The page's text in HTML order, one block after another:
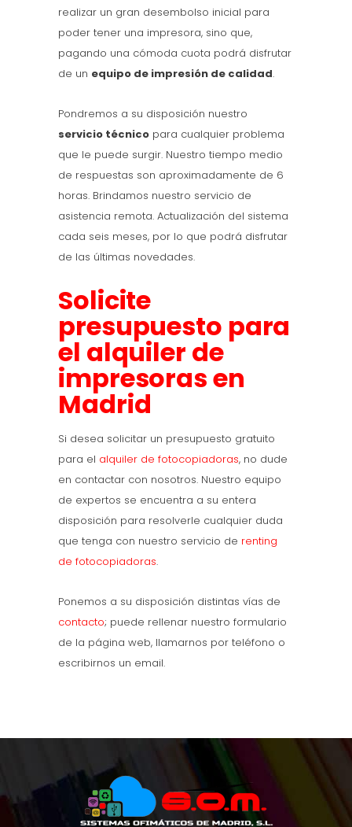
realizar un gran desembolso inicial para
poder tener una impresora, sino que,
pagando una cómoda cuota podrá disfrutar
de un equipo de impresión de calidad.
Pondremos a su disposición nuestro
servicio técnico para cualquier problema
que le puede surgir. Nuestro tiempo medio
de respuestas son aproximadamente de 6
horas. Brindamos nuestro servicio de
asistencia remota. Actualización del sistema
cada seis meses, por lo que podrá disfrutar
de las últimas novedades.
Solicite
presupuesto para
el alquiler de
impresoras en
Madrid
Si desea solicitar un presupuesto gratuito
para el alquiler de fotocopiadoras, no dude
en contactar con nosotros. Nuestro equipo
de expertos se encuentra a su entera
disposición para resolverle cualquier duda
que tenga con nuestro servicio de renting
de fotocopiadoras.
Ponemos a su disposición distintas vías de
contacto; puede rellenar nuestro formulario
de la página web, llamarnos por teléfono o
escribirnos un email.